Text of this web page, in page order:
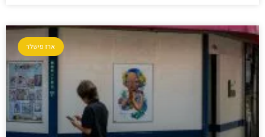
ארז פישלר